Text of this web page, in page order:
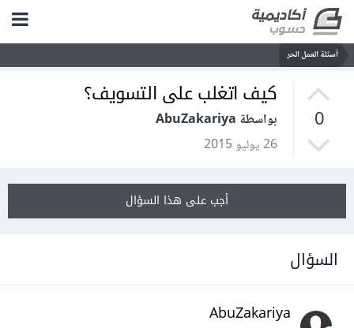
أسئلة العمل الحر
0
كيف اتغلب على التسويف؟
بواسطة AbuZakariya
26 يوليو 2015
أجب على هذا السؤال
السؤال
AbuZakariya